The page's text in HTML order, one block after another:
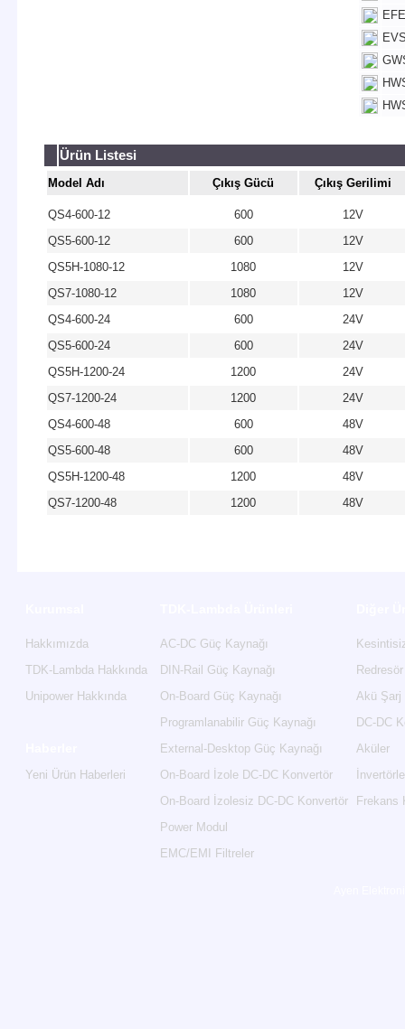
Ürün Listesi
Model Adı Çıkış Gücü Çıkış Gerilimi
QS4-600-12 600
12V
QS5-600-12
600
12V
QS5H-1080-12
1080
12V
QS7-1080-12
1080
12V
QS4-600-24
600
24V
QS5-600-24
600
24V
QS5H-1200-24
1200
24V
QS7-1200-24
1200
24V
QS4-600-48
600
48V
QS5-600-48
600
48V
QS5H-1200-48
1200
48V
QS7-1200-48
1200 48V
Hakkımızda AC-DC Güç Kaynağı
TDK-Lambda Hakkında
DIN-Rail Güç Kaynağı
Redresör
Unipower Hakkında
On-Board Güç Kaynağı
Akü Şarj
Programlanabilir Güç Kaynağı
DC-DC
External-Desktop Güç Kaynağı
Aküler
Yeni Ürün Haberleri
On-Board İzole DC-DC Konvertör
On-Board İzolesiz DC-DC Konvertör
Frekans
Power Modul
EMC/EMI Filtreler